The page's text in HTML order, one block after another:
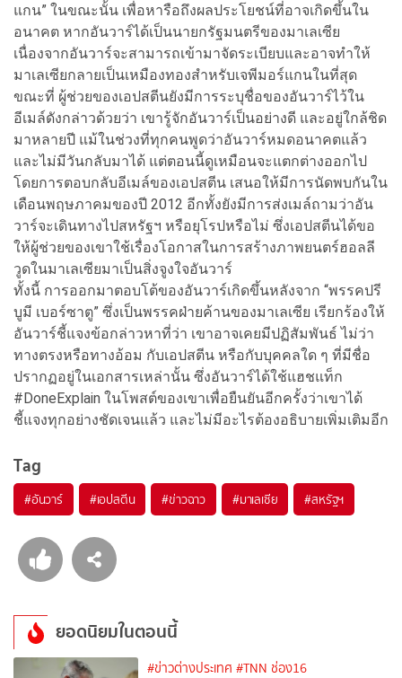
แกน” ในขณะนั้น เพื่อหารือถึงผลประโยชน์ที่อาจเกิดขึ้นใน
อนาคต หากอันวาร์ได้เป็นนายกรัฐมนตรีของมาเลเซีย
เนื่องจากอันวาร์จะสามารถเข้ามาจัดระเบียบและอาจทำให้
มาเลเซียกลายเป็นเหมืองทองสำหรับเจพีมอร์แกนในที่สุด
ขณะที่ ผู้ช่วยของเอปสตีนยังมีการระบุชื่อของอันวาร์ไว้ใน
อีเมล์ดังกล่าวด้วยว่า เขารู้จักอันวาร์เป็นอย่างดี และอยู่ใกล้ชิด
มาหลายปี แม้ในช่วงที่ทุกคนพูดว่าอันวาร์หมดอนาคตแล้ว
และไม่มีวันกลับมาได้ แต่ตอนนี้ดูเหมือนจะแตกต่างออกไป
โดยการตอบกลับอีเมล์ของเอปสตีน เสนอให้มีการนัดพบกันใน
เดือนพฤษภาคมของปี 2012 อีกทั้งยังมีการส่งเมล์ถามว่าอัน
วาร์จะเดินทางไปสหรัฐฯ หรือยุโรปหรือไม่ ซึ่งเอปสตีนได้ขอ
ให้ผู้ช่วยของเขาใช้เรื่องโอกาสในการสร้างภาพยนตร์ฮอลลี
วูดในมาเลเซียมาเป็นสิ่งจูงใจอันวาร์
ทั้งนี้ การออกมาตอบโต้ของอันวาร์เกิดขึ้นหลังจาก “พรรคปรี
บูมี เบอร์ซาตู” ซึ่งเป็นพรรคฝ่ายค้านของมาเลเซีย เรียกร้องให้
อันวาร์ชี้แจงข้อกล่าวหาที่ว่า เขาอาจเคยมีปฏิสัมพันธ์ ไม่ว่า
ทางตรงหรือทางอ้อม กับเอปสตีน หรือกับบุคคลใด ๆ ที่มีชื่อ
ปรากฏอยู่ในเอกสารเหล่านั้น ซึ่งอันวาร์ได้ใช้แฮชแท็ก
#DoneExplain ในโพสต์ของเขาเพื่อยืนยันอีกครั้งว่าเขาได้
ชี้แจงทุกอย่างชัดเจนแล้ว และไม่มีอะไรต้องอธิบายเพิ่มเติมอีก
Tag
#อันวาร์ #เอปสตีน #ข่าวฉาว #มาเลเซีย #สหรัฐฯ
ยอดนิยมในตอนนี้
#ข่าวต่างประเทศ #TNN ช่อง16